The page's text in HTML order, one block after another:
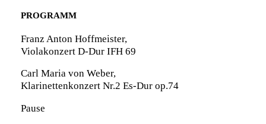
PROGRAMM
Franz Anton Hoffmeister,
Violakonzert D-Dur IFH 69
Carl Maria von Weber,
Klarinettenkonzert Nr.2 Es-Dur op.74
Pause